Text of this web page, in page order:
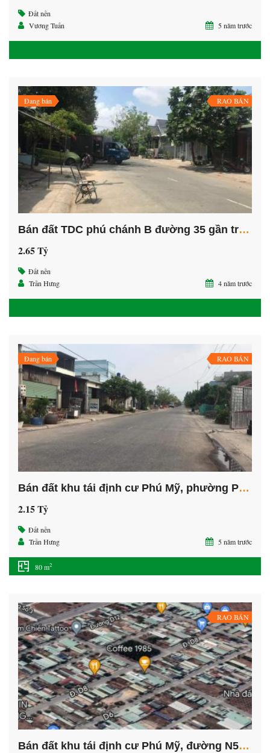
Đất nền
Vương Tuấn
5 năm trước
Đang bán RAO BÁN
Bán đất TDC phú chánh B đường 35 gần trường học Nguyễn Khuyến, thành phô mới Bình Dương.
2.65 Tỷ
Đất nền
Trần Hưng
4 năm trước
Đang bán RAO BÁN
Bán đất khu tái định cư Phú Mỹ, phường Phú Tân, thành phố Thủ Dầu Một, tỉnh Bình Dương
2.15 Tỷ
Đất nền
Trần Hưng
5 năm trước
80 m2
RAO BÁN
Bán đất khu tái định cư Phú Mỹ, đường N5, phường Phú Tân, thành phố Thủ Dầu Một, tỉnh Bình Dương